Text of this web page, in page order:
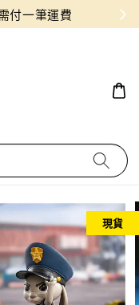
付一筆運費
現貨